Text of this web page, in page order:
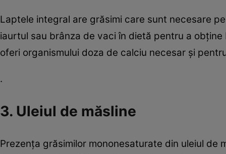
Laptele integral are grăsimi care sunt necesare
iaurtul sau brânza de vaci în dietă pentru a
oferi organismului doza de calciu necesar şi
.
3. Uleiul de măsline
Prezenţa grăsimilor mononesaturate din uleiul de